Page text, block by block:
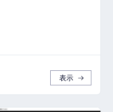
表示